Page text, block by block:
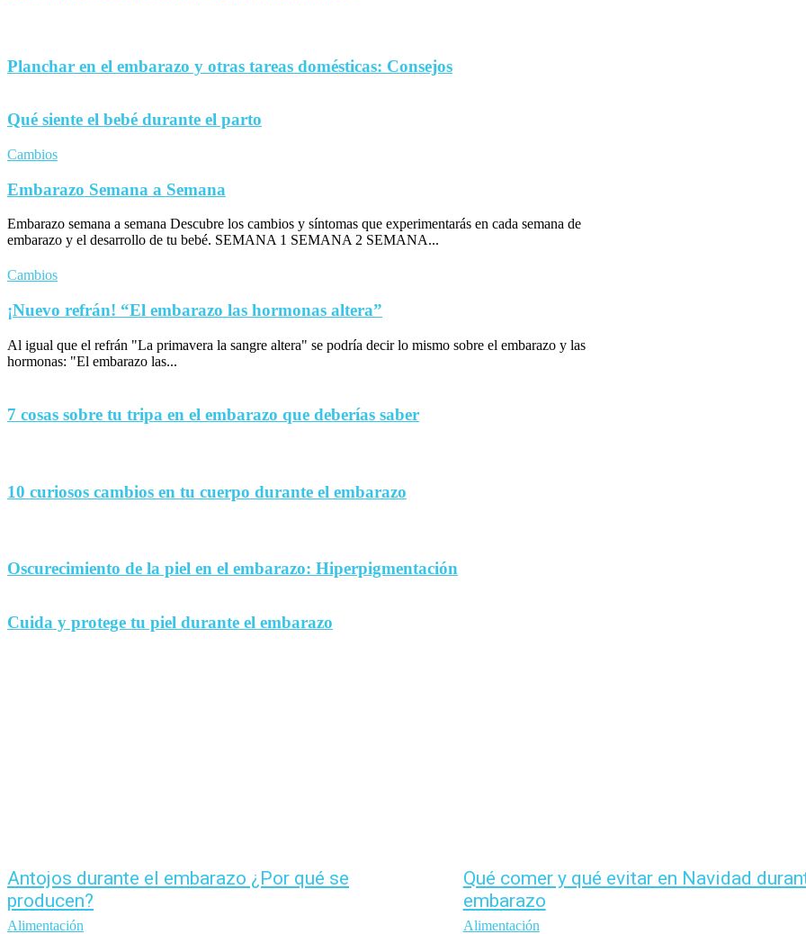
Planchar en el embarazo y otras tareas domésticas: Consejos
Qué siente el bebé durante el parto
Cambios
Embarazo Semana a Semana
Embarazo semana a semana Descubre los cambios y síntomas que experimentarás en cada semana de
embarazo y el desarrollo de tu bebé. SEMANA 1 SEMANA 2 SEMANA...
Cambios
¡Nuevo refrán! “El embarazo las hormonas altera”
Al igual que el refrán "La primavera la sangre altera" se podría decir lo mismo sobre el embarazo y las
hormonas: "El embarazo las...
7 cosas sobre tu tripa en el embarazo que deberías saber
10 curiosos cambios en tu cuerpo durante el embarazo
Oscurecimiento de la piel en el embarazo: Hiperpigmentación
Cuida y protege tu piel durante el embarazo
Antojos durante el embarazo ¿Por qué se
producen?
Alimentación
Qué comer y qué evitar en Navidad
embarazo
Alimentación